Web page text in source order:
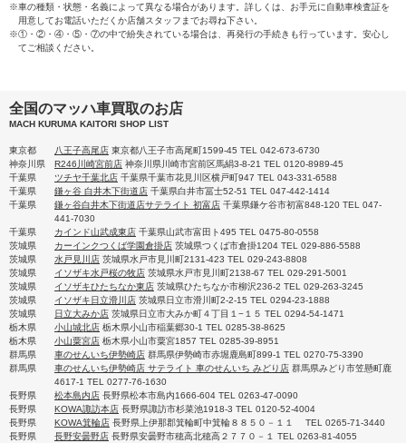
※車の種類・状態・名義によって異なる場合があります。詳しくは、お手元に自動車検査証を
用意してお電話いただくか店舗スタッフまでお尋ね下さい。
※①・②・④・⑤・⑦の中で紛失されている場合は、再発行の手続きも行っています。安心し
てご相談ください。
全国のマッハ車買取のお店
MACH KURUMA KAITORI SHOP LIST
東京都 八王子高尾店 東京都八王子市高尾町1599-45 TEL 042-673-6730
神奈川県
R246川崎宮前店 神奈川県川崎市宮前区馬絹3-8-21 TEL 0120-8989-45
千葉県
ツチヤ千葉北店 千葉県千葉市花見川区横戸町947 TEL 043-331-6588
千葉県
鎌ヶ谷 白井木下街道店 千葉県白井市冨士52-51 TEL 047-442-1414
千葉県
鎌ヶ谷白井木下街道店サテライト 初富店 千葉県鎌ケ谷市初富848-120 TEL 047-
441-7030
千葉県
カインド山武成東店 千葉県山武市富田ト495 TEL 0475-80-0558
茨城県
カーインクつくば学園倉掛店 茨城県つくば市倉掛1204 TEL 029-886-5588
茨城県
水戸見川店 茨城県水戸市見川町2131-423 TEL 029-243-8808
茨城県
イソザキ水戸桜の牧店 茨城県水戸市見川町2138-67 TEL 029-291-5001
茨城県
イソザキひたちなか東店 茨城県ひたちなか市柳沢236-2 TEL 029-263-3245
茨城県
イソザキ日立滑川店 茨城県日立市滑川町2-2-15 TEL 0294-23-1888
茨城県
日立大みか店 茨城県日立市大みか町４丁目１−１５ TEL 0294-54-1471
栃木県
小山城北店 栃木県小山市稲葉郷30-1 TEL 0285-38-8625
栃木県
小山粟宮店 栃木県小山市粟宮1857 TEL 0285-39-8951
群馬県
車のせんいち伊勢崎店 群馬県伊勢崎市赤堀鹿島町899-1 TEL 0270-75-3390
群馬県
車のせんいち伊勢崎店 サテライト 車のせんいち みどり店 群馬県みどり市笠懸町鹿
4617-1 TEL 0277-76-1630
長野県
松本島内店 長野県松本市島内1666-604 TEL 0263-47-0090
長野県
KOWA諏訪本店 長野県諏訪市杉菜池1918-3 TEL 0120-52-4004
長野県
KOWA箕輪店 長野県上伊那郡箕輪町中箕輪８８５０－１１ TEL 0265-71-3440
長野県
長野安曇野店 長野県安曇野市穂高北穂高２７７０－１ TEL 0263-81-4055